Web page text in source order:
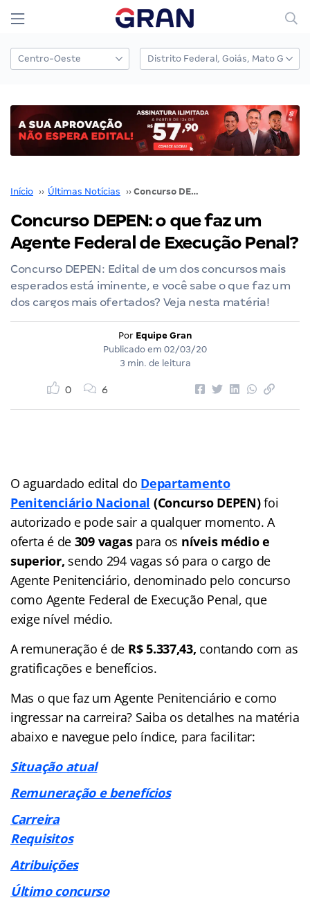
Início ›› Últimas Notícias ›› Concurso DEPEN: o que faz um Agente Federal de Execução Penal?
Concurso DEPEN: o que faz um
Agente Federal de Execução Penal?
Concurso DEPEN: Edital de um dos concursos mais
esperados está iminente, e você sabe o que faz um
dos cargos mais ofertados? Veja nesta matéria!
Por Equipe Gran
Publicado em 02/03/20
3 min. de leitura
0 6
O aguardado edital do Departamento
Penitenciário Nacional (Concurso DEPEN)foi
autorizado e pode sair a qualquer momento. A
oferta é de 309 vagaspara os níveis médio e
superior, sendo 294 vagas só para o cargo de
Agente Penitenciário, denominado pelo concurso
como Agente Federal de Execução Penal, que
exige nível médio.
A remuneração é de R$ 5.337,43, contando com as
gratificações e benefícios.
Mas o que faz um Agente Penitenciário e como
ingressar na carreira? Saiba os detalhes na matéria
abaixo e navegue pelo índice, para facilitar:
Situação atual
Remuneração e benefícios
Carreira
Requisitos
Atribuições
Último concurso